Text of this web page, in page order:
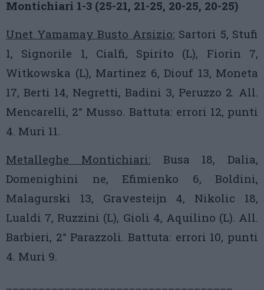
Montichiari 1-3 (25-21, 21-25, 20-25, 20-25)
Unet Yamamay Busto Arsizio: Sartori 5, Stufi
1, Signorile 1, Cialfi, Spirito (L), Fiorin 7,
Witkowska (L), Martinez 6, Diouf 13, Moneta
17, Berti 14, Negretti, Badini 3, Peruzzo 2. All.
Mencarelli, 2° Musso. Battuta: errori 12, punti
4. Muri 11.
Metalleghe Montichiari: Busa 18, Dalia,
Domenighini ne, Efimienko 6, Boldini,
Malagurski 13, Gravesteijn 4, Nikolic 18,
Lualdi 7, Ruzzini (L), Gioli 4, Aquilino (L). All.
Barbieri, 2° Parazzoli. Battuta: errori 10, punti
4. Muri 9.